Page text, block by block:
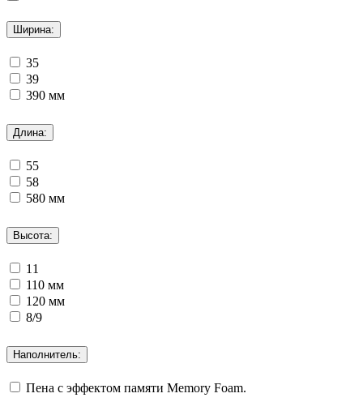
Ширина:
35
39
390 мм
Длина:
55
58
580 мм
Высота:
11
110 мм
120 мм
8/9
Наполнитель:
Пена с эффектом памяти Memory Foam.